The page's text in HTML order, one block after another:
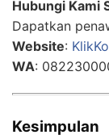
Hubungi Kami
Dapatkan
Website:
WA:
Kesimpulan